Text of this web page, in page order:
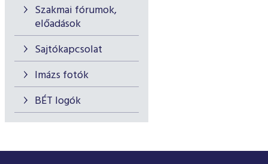
Szakmai fórumok,
előadások
Sajtókapcsolat
Imázs fotók
BÉT logók